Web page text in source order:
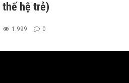
thế hệ trẻ)
1.999 0